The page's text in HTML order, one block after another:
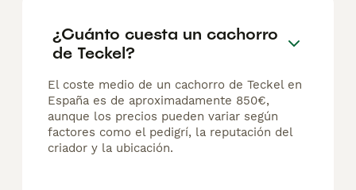
¿Cuánto cuesta un cachorro
de Teckel?
El coste medio de un cachorro de Teckel en
España es de aproximadamente 850€,
aunque los precios pueden variar según
factores como el pedigrí, la reputación del
criador y la ubicación.